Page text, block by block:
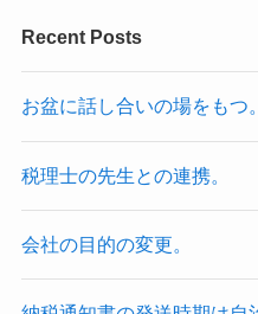
Recent Posts
お盆に話し合いの場をもつ。
税理士の先生との連携。
会社の目的の変更。